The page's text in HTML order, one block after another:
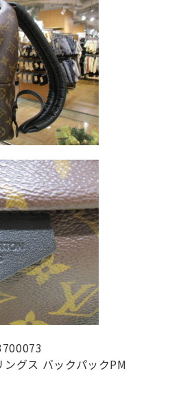
グス バックパックPM